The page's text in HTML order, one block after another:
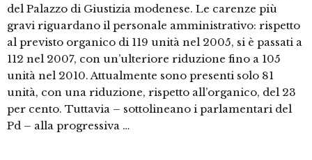
del Palazzo di Giustizia modenese. Le carenze più
gravi riguardano il personale amministrativo: rispetto
al previsto organico di 119 unità nel 2005, si è passati a
112 nel 2007, con un’ulteriore riduzione fino a 105
unità nel 2010. Attualmente sono presenti solo 81
unità, con una riduzione, rispetto all’organico, del 23
per cento. Tuttavia – sottolineano i parlamentari del
Pd – alla progressiva …